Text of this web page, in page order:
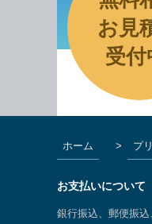
お見
受付
ホーム > プ
お支払いについて
銀行振込、郵便振